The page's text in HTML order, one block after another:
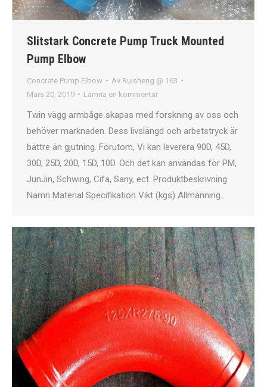
Slitstark Concrete Pump Truck Mounted
Pump Elbow
Concrete Pump Elbow Av Ruisheng @ 163
Mars 20, 2019
Lämna en kommentar
Twin vägg armbåge skapas med forskning av oss och
behöver marknaden. Dess livslängd och arbetstryck är
bättre än gjutning. Förutom, Vi kan leverera 90D, 45D,
30D, 25D, 20D, 15D, 10D. Och det kan användas för PM,
JunJin, Schwing, Cifa, Sany, ect. Produktbeskrivning
Namn Material Specifikation Vikt (kgs) Allmänning…